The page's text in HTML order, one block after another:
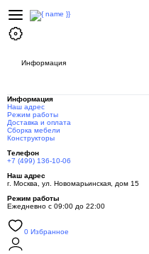
Информация
Информация
Наш адрес
Режим работы
Доставка и оплата
Сборка мебели
Конструкторы
Телефон
+7 (499) 136-10-06
Наш адрес
г. Москва, ул. Новомарьинская, дом 15
Режим работы
Ежедневно с 09:00 до 22:00
0 Избранное